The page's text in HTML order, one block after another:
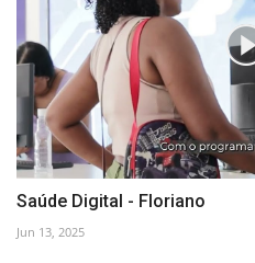
Saúde Digital - Floriano
Jun 13, 2025